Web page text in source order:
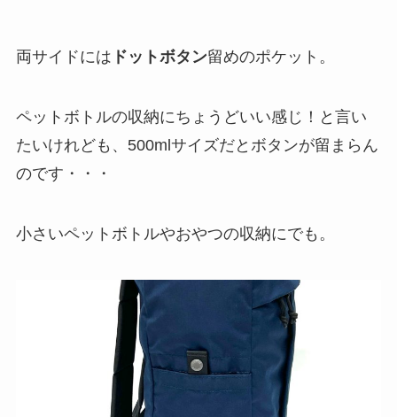
両サイドには ドットボタン留めのポケット。
ペットボトルの収納にちょうどいい感じ！と言い
たいけれども、500mlサイズだとボタンが留まらん
のです・・・
小さいペットボトルやおやつの収納にでも。